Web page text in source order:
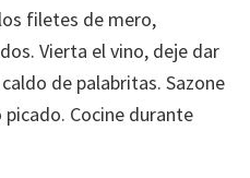
filetes de mero,
Vierta el vino, deje dar
de palabritas. Sazone
Cocine durante